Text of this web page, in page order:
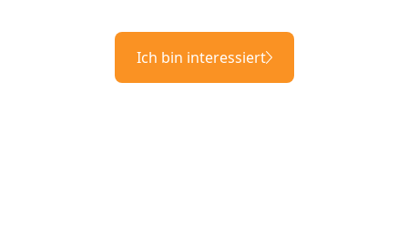
Ich bin interessiert